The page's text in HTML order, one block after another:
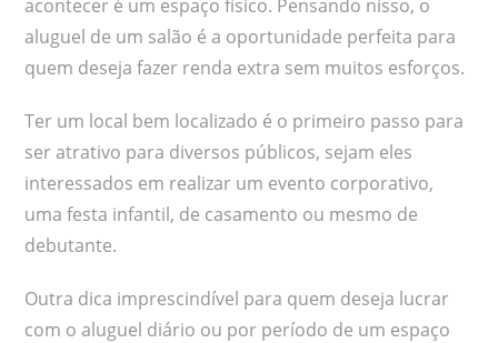
acontecer é um espaço físico. Pensando nisso, o
aluguel de um salão é a oportunidade perfeita para
quem deseja fazer renda extra sem muitos esforços.
Ter um local bem localizado é o primeiro passo para
ser atrativo para diversos públicos, sejam eles
interessados em realizar um evento corporativo,
uma festa infantil, de casamento ou mesmo de
debutante.
Outra dica imprescindível para quem deseja lucrar
com o aluguel diário ou por período de um espaço